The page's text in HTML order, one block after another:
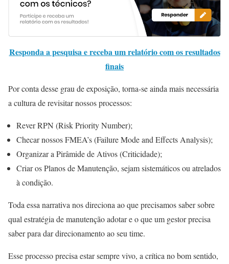
Responda a pesquisa e receba um relatório com os resultados
finais
Por conta desse grau de exposição, torna-se ainda mais necessária
a cultura de revisitar nossos processos:
Rever RPN (Risk Priority Number);
Checar nossos FMEA’s (Failure Mode and Effects Analysis);
Organizar a Pirâmide de Ativos (Criticidade);
Criar os Planos de Manutenção, sejam sistemáticos ou atrelados
à condição.
Toda essa narrativa nos direciona ao que precisamos saber sobre
qual estratégia de manutenção adotar e o que um gestor precisa
saber para dar direcionamento ao seu time.
Esse processo precisa estar sempre vivo, a crítica no bom sentido,